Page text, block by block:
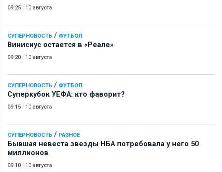
09:25 | 10 августа
СУПЕРНОВОСТЬ / ФУТБОЛ
Винисиус остается в «Реале»
09:20 | 10 августа
СУПЕРНОВОСТЬ / ФУТБОЛ
Суперкубок УЕФА: кто фаворит?
09:15 | 10 августа
СУПЕРНОВОСТЬ / РАЗНОЕ
Бывшая невеста звезды НБА потребовала у него 50
миллионов
09:10 | 10 августа